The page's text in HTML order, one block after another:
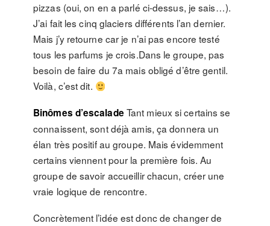
pizzas (oui, on en a parlé ci-dessus, je sais…).
J’ai fait les cinq glaciers différents l’an dernier.
Mais j’y retourne car je n’ai pas encore testé
tous les parfums je crois.Dans le groupe, pas
besoin de faire du 7a mais obligé d’être gentil.
Voilà, c’est dit.
Binômes d’escalade Tant mieux si certains se
connaissent, sont déjà amis, ça donnera un
élan très positif au groupe. Mais évidemment
certains viennent pour la première fois. Au
groupe de savoir accueillir chacun, créer une
vraie logique de rencontre.
Concrètement l’idée est donc de changer de